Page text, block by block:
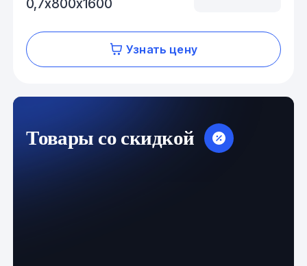
0,7х800х1600
Узнать цену
Товары со скидкой